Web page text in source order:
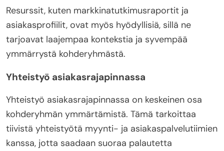
Resurssit, kuten markkinatutkimusraportit ja
asiakasprofiilit, ovat myös hyödyllisiä, sillä ne
tarjoavat laajempaa kontekstia ja syvempää
ymmärrystä kohderyhmästä.
Yhteistyö asiakasrajapinnassa
Yhteistyö asiakasrajapinnassa on keskeinen osa
kohderyhmän ymmärtämistä. Tämä tarkoittaa
tiivistä yhteistyötä myynti- ja asiakaspalvelutiimien
kanssa, jotta saadaan suoraa palautetta